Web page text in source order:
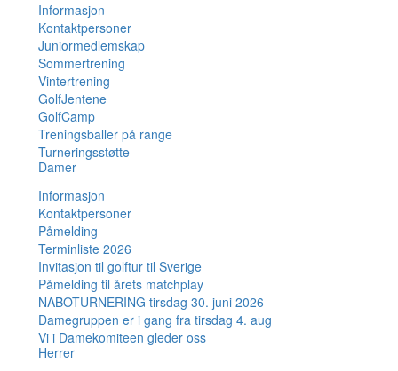
Informasjon
Kontaktpersoner
Juniormedlemskap
Sommertrening
Vintertrening
GolfJentene
GolfCamp
Treningsballer på range
Turneringsstøtte
Damer
Informasjon
Kontaktpersoner
Påmelding
Terminliste 2026
Invitasjon til golftur til Sverige
Påmelding til årets matchplay
NABOTURNERING tirsdag 30. juni 2026
Damegruppen er i gang fra tirsdag 4. aug
Vi i Damekomiteen gleder oss
Herrer